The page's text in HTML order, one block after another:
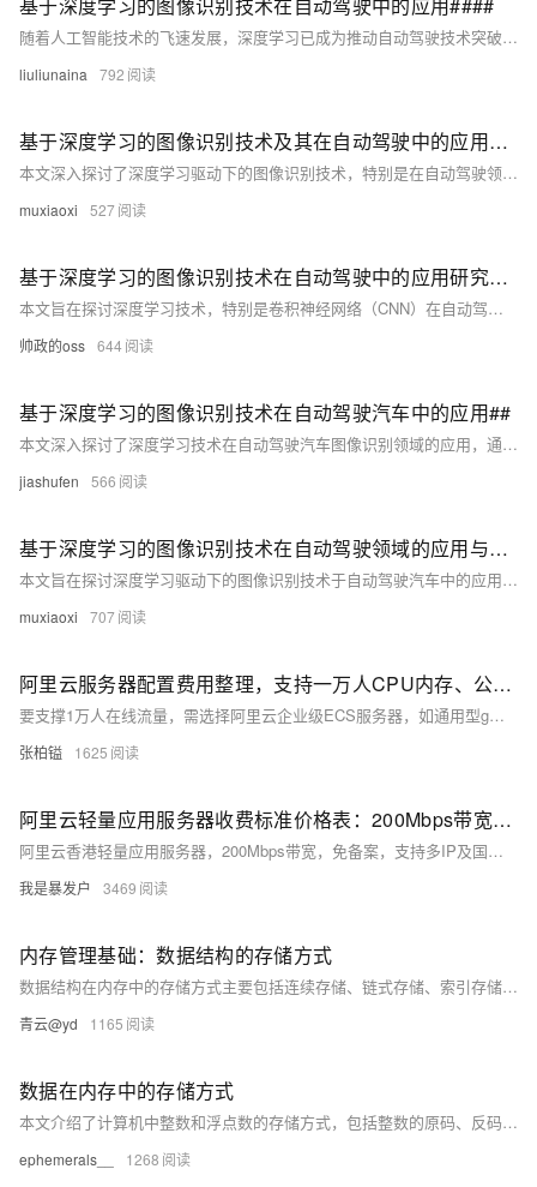
随着人工智能技术的飞速发展，深度学习已成为推动自动驾驶技术突破的关键力量之一。本文深入探讨了深度学习算法，特别是卷积神经网络（CNN）在图像识别领域的创新应用，以及这些技术如何被集成到自动驾驶汽车的视觉系统中，实现对复杂道路环境的实时感知与理解，从而提升驾驶的安全性和效率。通过分析当前技术的最前沿进展、面临的挑战及未来趋势，本文旨在为读者提供一个全面而深入的视角，理解深度学习如何塑造自动驾驶的未来。 ####
liuliunaina 792
基于深度学习的图像识别技术及其在自动驾驶中的应用####
本文深入探讨了深度学习驱动下的图像识别技术，特别是在自动驾驶领域的革新应用。不同于传统摘要的概述方式，本节将直接以“深度学习”与“图像识别”的技术融合为起点，简述其在提升自动驾驶系统环境感知能力方面的核心作用，随后快速过渡到自动驾驶的具体应用场景，强调这一技术组合如何成为推动自动驾驶从实验室走向市场的关键力量。 ####
muxiaoxi 527
基于深度学习的图像识别技术在自动驾驶中的应用研究####
本文旨在探讨深度学习技术，特别是卷积神经网络（CNN）在自动驾驶车辆图像识别领域的应用与进展。通过分析当前自动驾驶技术面临的挑战，详细介绍了深度学习模型如何提升环境感知能力，重点阐述了数据预处理、网络架构设计、训练策略及优化方法，并展望了未来发展趋势。 ####
帅政的oss 644
基于深度学习的图像识别技术在自动驾驶汽车中的应用##
本文深入探讨了深度学习技术在自动驾驶汽车图像识别领域的应用，通过分析卷积神经网络(CNN)、循环神经网络(RNN)等关键技术，阐述了如何利用这些先进的算法来提升自动驾驶系统对环境感知的准确性和效率。文章还讨论了当前面临的挑战，如数据多样性、模型泛化能力以及实时处理速度等问题，并展望了未来发展趋势，包括端到端学习框架、跨模态融合及强化学习方法的应用前景。 --- ##
jiashufen 566
基于深度学习的图像识别技术在自动驾驶领域的应用与挑战####
本文旨在探讨深度学习驱动下的图像识别技术于自动驾驶汽车中的应用现状，重点分析其在环境感知、障碍物检测及路径规划等方面的贡献，并深入剖析该技术面临的数据依赖性、算法泛化能力、实时处理需求等核心挑战。通过综述当前主流算法框架与最新研究成果，本文为推动自动驾驶技术的稳健发展提供理论参考与实践指导。 ####
muxiaoxi 707
阿里云服务器配置费用整理，支持一万人CPU内存、公网带宽和存储IO性能全解析
要支撑1万人在线流量，需选择阿里云企业级ECS服务器，如通用型g系列、高主频型hf系列或通用算力型u1实例，配置如16核64G及以上，搭配高带宽与SSD/ESSD云盘，费用约数千元每月。
张柏镒 1625
阿里云轻量应用服务器收费标准价格表：200Mbps带宽、CPU内存及存储配置详解
阿里云香港轻量应用服务器，200Mbps带宽，免备案，支持多IP及国际线路，月租25元起，年付享8.5折优惠，适用于网站、应用等多种场景。
我是暴发户 3469
内存管理基础：数据结构的存储方式
数据结构在内存中的存储方式主要包括连续存储、链式存储、索引存储和散列存储。连续存储如数组，数据元素按顺序连续存放，访问速度快但扩展性差；链式存储如链表，通过指针连接分散的节点，便于插入删除但访问效率低；索引存储通过索引表提高查找效率，常用于数据库系统；散列存储如哈希表，通过哈希函数实现快速存取，但需处理冲突。不同场景下应根据访问模式、数据规模和操作频率选择合适的存储结构，甚至结合多种方式以达到最优性能。掌握这些存储机制是构建高效程序和理解高级数据结构的基础。
青云@yd 1165
数据在内存中的存储方式
本文介绍了计算机中整数和浮点数的存储方式，包括整数的原码、反码、补码，以及浮点数的IEEE754标准存储格式。同时，探讨了大小端字节序的概念及其判断方法，通过实例代码展示了这些概念的实际应用。
ephemerals__ 1268